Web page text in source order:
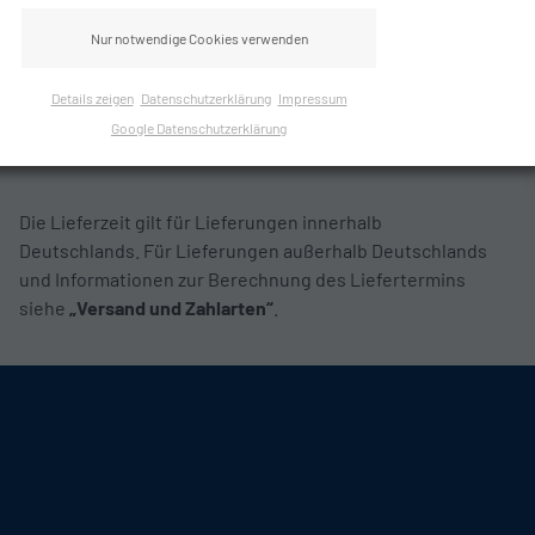
Nur notwendige Cookies verwenden
Details zeigen Datenschutzerklärung Impressum
Google Datenschutzerklärung
Die Lieferzeit gilt für Lieferungen innerhalb
Deutschlands. Für Lieferungen außerhalb Deutschlands
und Informationen zur Berechnung des Liefertermins
siehe „Versand und Zahlarten“